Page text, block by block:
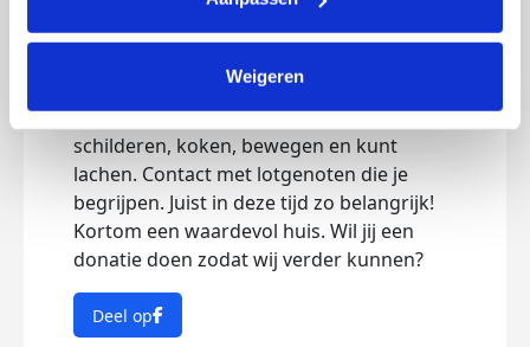
Weigeren
Het Toon Hermans Huis is een belangrijke
met kanker. Een huis waar je je verhaal
kwijt kan, samen kunt schrijven,
schilderen, koken, bewegen en kunt
lachen. Contact met lotgenoten die je
begrijpen. Juist in deze tijd zo belangrijk!
Kortom een waardevol huis. Wil jij een
donatie doen zodat wij verder kunnen?
Deel op